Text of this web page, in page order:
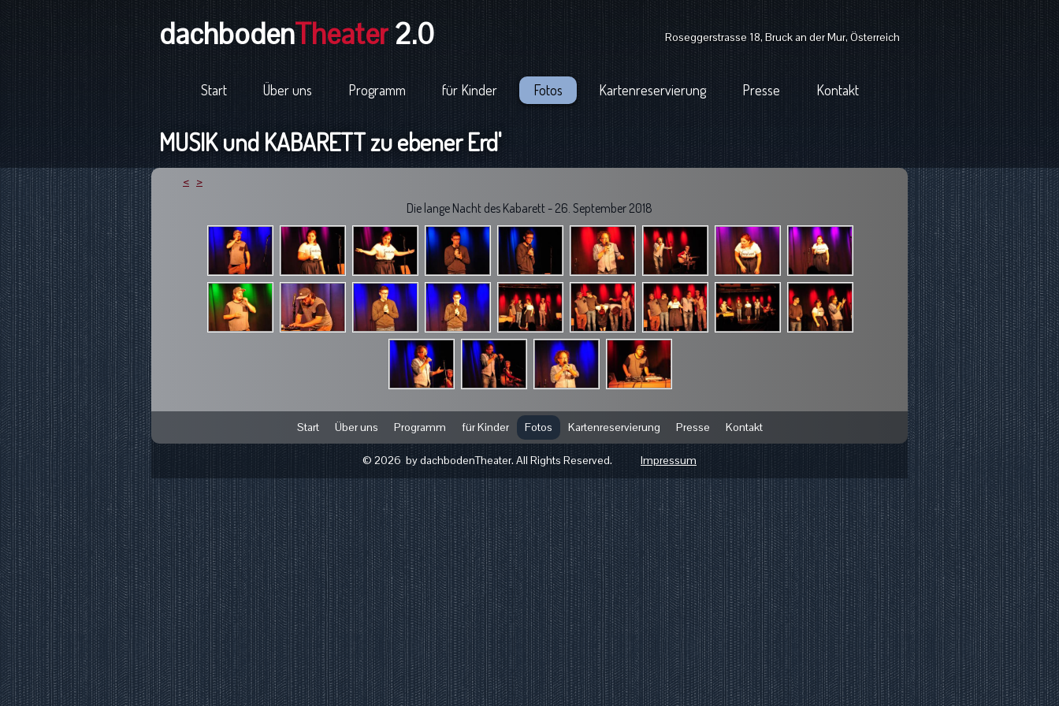
dachbodenTheater2.0 Roseggerstrasse 18, Bruck an der Mur, Österreich
Start Über uns Programm für Kinder Fotos Kartenreservierung Presse Kontakt
MUSIK und KABARETT zu ebener Erd'
< >
Die lange Nacht des Kabarett - 26. September 2018
Start Über uns Programm für Kinder Fotos Kartenreservierung Presse Kontakt
© 2026 by dachbodenTheater. All Rights Reserved. Impressum